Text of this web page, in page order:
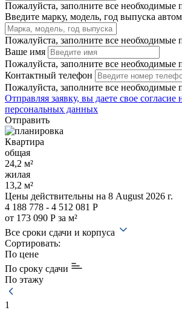
Пожалуйста, заполните все необходимые
Введите марку, модель, год выпуска
Пожалуйста, заполните все необходимые
Ваше имя
Пожалуйста, заполните все необходимые
Контактный телефон
Пожалуйста, заполните все необходимые
Отправляя заявку, вы даете свое согласие
персональных данных
Отправить
Квартира
общая
24,2 м²
жилая
13,2 м²
Цены действительны на 8 August 2026 г.
4 188 778 - 4 512 081 Р
от 173 090 Р за м²
Все сроки сдачи и корпуса
Сортировать:
По цене
По сроку сдачи
По этажу
1